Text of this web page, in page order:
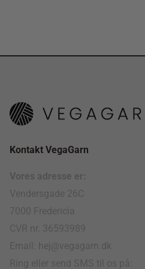
Kontakt VegaGarn
Vores adresse er:
Vendersgade 26C
7000 Fredericia
CVR nr. 36593989
Email: hej@vegagarn.dk
Ring eller send SMS til os på: